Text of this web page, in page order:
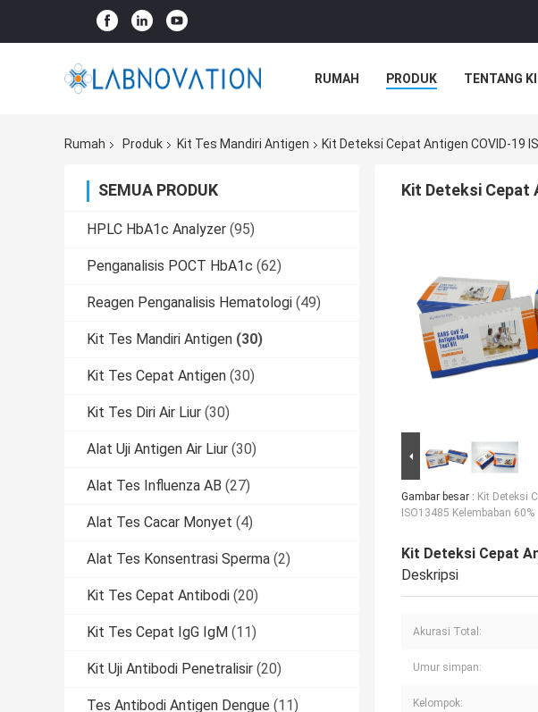
RUMAH PRODUK TENTANG
Rumah Produk Kit Tes Mandiri Antigen Kit Deteksi Cepat Antigen COVID-19
SEMUA PRODUK
HPLC HbA1c Analyzer (95)
Penganalisis POCT HbA1c (62)
Reagen Penganalisis Hematologi (49)
Kit Tes Mandiri Antigen (30)
Kit Tes Cepat Antigen (30)
Kit Tes Diri Air Liur (30)
Alat Uji Antigen Air Liur (30)
Alat Tes Influenza AB (27)
Alat Tes Cacar Monyet (4)
Alat Tes Konsentrasi Sperma (2)
Kit Tes Cepat Antibodi (20)
Kit Tes Cepat IgG IgM (11)
Kit Uji Antibodi Penetralisir (20)
Tes Antibodi Antigen Dengue (11)
Kit Deteksi Cepat
Gambar besar : Kit Deteksi
ISO13485 Kelembaban 60%
Kit Deteksi Cepat
Deskripsi
Akurasi Total:
Umur simpan:
Kelompok: